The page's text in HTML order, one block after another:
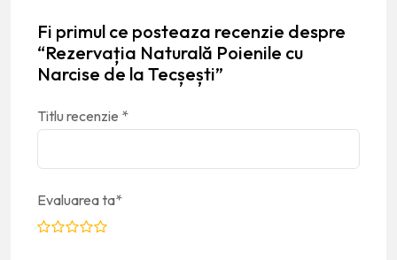
Fi primul ce posteaza recenzie despre
“Rezervația Naturală Poienile cu
Narcise de la Tecșești”
Titlu recenzie *
Evaluarea ta*